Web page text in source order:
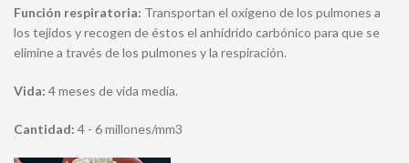
Función respiratoria: Transportan el oxígeno de los pulmones a
los tejidos y recogen de éstos el anhídrido carbónico para que se
elimine a través de los pulmones y la respiración.
Vida: 4 meses de vida media.
Cantidad: 4 - 6 millones/mm3